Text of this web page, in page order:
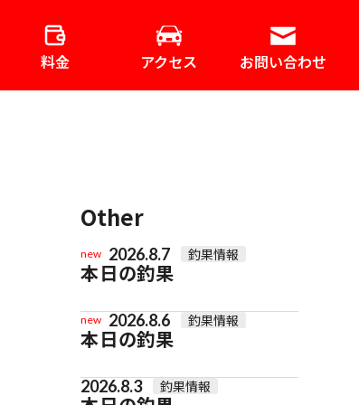
料金 アクセス お問い合わせ
Other
new 2026.8.7 釣果情報
本日の釣果
new 2026.8.6 釣果情報
本日の釣果
2026.8.3 釣果情報